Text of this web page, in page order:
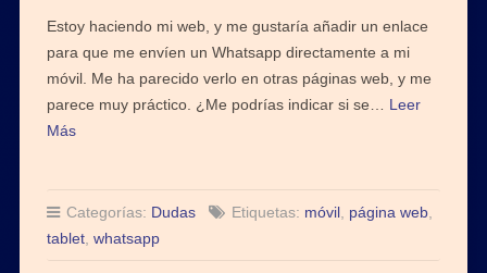
Estoy haciendo mi web, y me gustaría añadir un enlace
para que me envíen un Whatsapp directamente a mi
móvil. Me ha parecido verlo en otras páginas web, y me
parece muy práctico. ¿Me podrías indicar si se… Leer
Más
Categorías: Dudas Etiquetas: móvil, página web,
tablet, whatsapp